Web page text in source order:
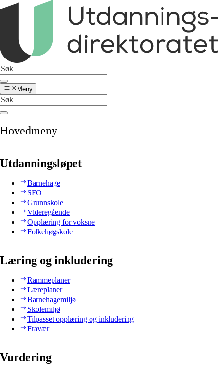
Meny
Hovedmeny
Utdanningsløpet
Barnehage
SFO
Grunnskole
Videregående
Opplæring for voksne
Folkehøgskole
Læring og inkludering
Rammeplaner
Læreplaner
Barnehagemiljø
Skolemiljø
Tilpasset opplæring og inkludering
Fravær
Vurdering